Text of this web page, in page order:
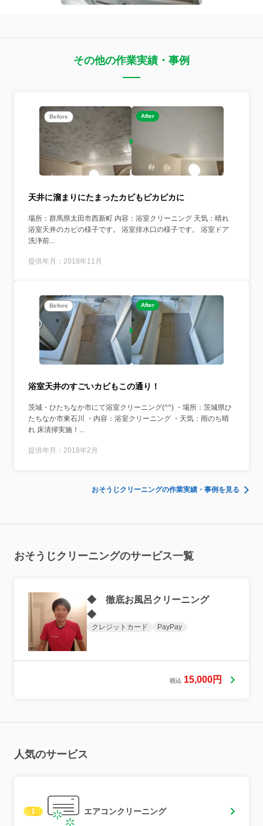
その他の作業実績・事例
Before After
天井に溜まりにたまったカビもピカピカに
場所：群馬県太田市西新町 内容：浴室クリーニング 天気：晴れ
浴室天井のカビの様子です。 浴室排水口の様子です。 浴室ドア
洗浄前...
提供年月：2018年11月
Before After
浴室天井のすごいカビもこの通り！
茨城・ひたちなか市にて浴室クリーニング(^^) ・場所：茨城県ひ
たちなか市東石川 ・内容：浴室クリーニング ・天気：雨のち晴
れ 床清掃実施！...
提供年月：2018年2月
おそうじクリーニングの作業実績・事例を見る
おそうじクリーニングのサービス一覧
◆ 徹底お風呂クリーニング
◆
クレジットカード PayPay
税込 15,000円
人気のサービス
1 エアコンクリーニング